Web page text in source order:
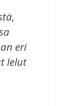
eri
lelut